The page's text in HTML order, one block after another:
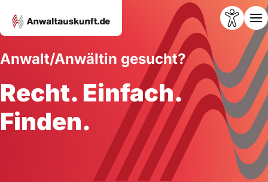
Anwalt/Anwältin gesucht?
Recht. Einfach.
Finden.